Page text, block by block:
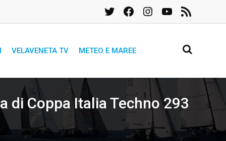
TwitterFacebookInstagramYouTube
Feed
RSS
VELAVENETA TV METEO E MAREE
di Coppa Italia Techno 293